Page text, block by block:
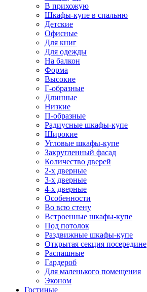
В прихожую
Шкафы-купе в спальню
Детские
Офисные
Для книг
Для одежды
На балкон
Форма
Высокие
Г-образные
Длинные
Низкие
П-образные
Радиусные шкафы-купе
Широкие
Угловые шкафы-купе
Закругленный фасад
Количество дверей
2-х дверные
3-х дверные
4-х дверные
Особенности
Во всю стену
Встроенные шкафы-купе
Под потолок
Раздвижные шкафы-купе
Открытая секция посередине
Распашные
Гардероб
Для маленького помещения
Эконом
Гостиные